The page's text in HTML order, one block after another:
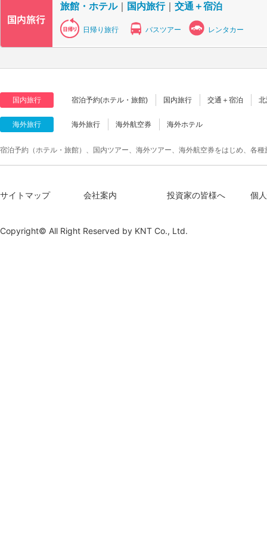
旅館・ホテル｜ 国内旅行｜ 交通＋宿泊
日帰り旅行 バスツアー レンタカー
国内旅行 宿泊予約(ホテル・旅館) 国内旅行 交通＋宿泊
海外旅行 海外旅行 海外航空券 海外ホテル
宿泊予約（ホテル・旅館）、国内ツアー、海外ツアー、海外航空券をはじめ、各
サイトマップ 会社案内 投資家の皆様へ 個
Copyright© All Right Reserved by KNT Co., Ltd.